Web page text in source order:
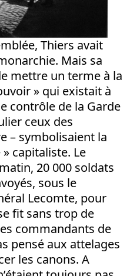
Thiers avait
Mais sa
mettre un terme à la
» qui existait à
contrôle de la Garde
ceux des
– symbolisaient la
capitaliste. Le
20 000 soldats
sous le
Lecomte, pour
fit sans trop de
commandants de
pensé aux attelages
les canons. A